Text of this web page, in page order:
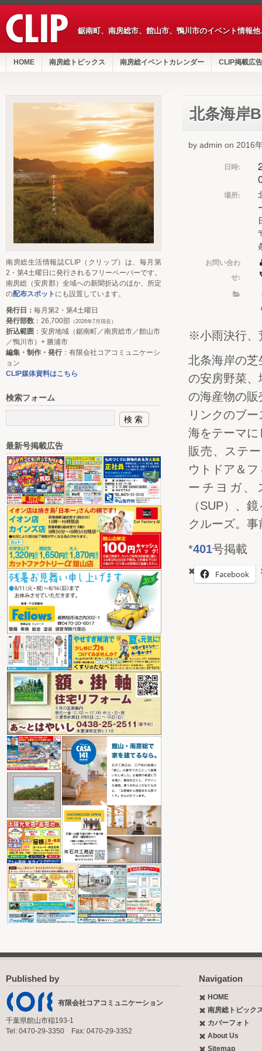
鋸南町、南房総市、館山市、鴨川市のイベント情報
HOME 南房総トピックス 南房総イベントカレンダー CLIP掲載広告
北条海岸
by admin on 2016
日時:
場所:
お問い合わ
せ:
※小雨決行、
北条海岸の
の安房野菜
の海産物の
リンクのブ
海をテーマ
販売、ステ
ウトドア＆
ーチヨガ、
（SUP）、
クルーズ。
*401号掲載
Facebook
南房総生活情報誌CLIP（クリップ）は、毎月第
2・第4土曜日に発行されるフリーペーパーです。
南房総（安房郡）全域への新聞折込のほか、所定
の配布スポット にも設置しています。
発行日： 毎月第2・第4土曜日
発行部数 ：26,700部 （2026年7月現在）
折込範囲 ：安房地域（鋸南町／南房総市／館山市
／鴨川市）+ 勝浦市
編集・制作・発行：有限会社コアコミュニケーシ
ョン
CLIP媒体資料はこちら
検索フォーム
最新号掲載広告
Published by
有限会社コアコミュニケーション
千葉県館山市稲193-1
Tel: 0470-29-3350 Fax: 0470-29-3352
Navigation
HOME
南房総トピック
カバーフォト
About Us
Sitemap